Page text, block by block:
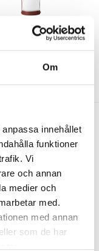
Om
innehållet
funktioner
Vi
och annan
medier och
med.
med annan
som de har
COPENHAGEN
1421 kr